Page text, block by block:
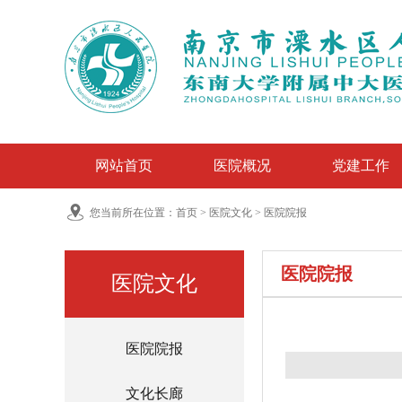
网站首页 医院概况 党建工作
您当前所在位置： 首页 > 医院文化 > 医院院报
医院文化
医院院报
文化长廊
医院院报